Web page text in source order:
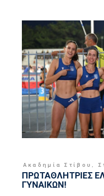
Ακαδημία Στίβου ,
ΠΡΩΤΑΘΛΗΤΡΙΕΣ
ΓΥΝΑΙΚΩΝ!